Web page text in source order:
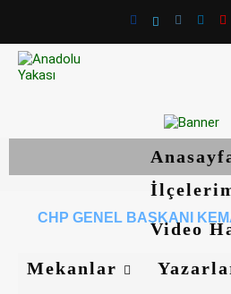
Video
Mekanlar
CHP GENEL BAŞKANI